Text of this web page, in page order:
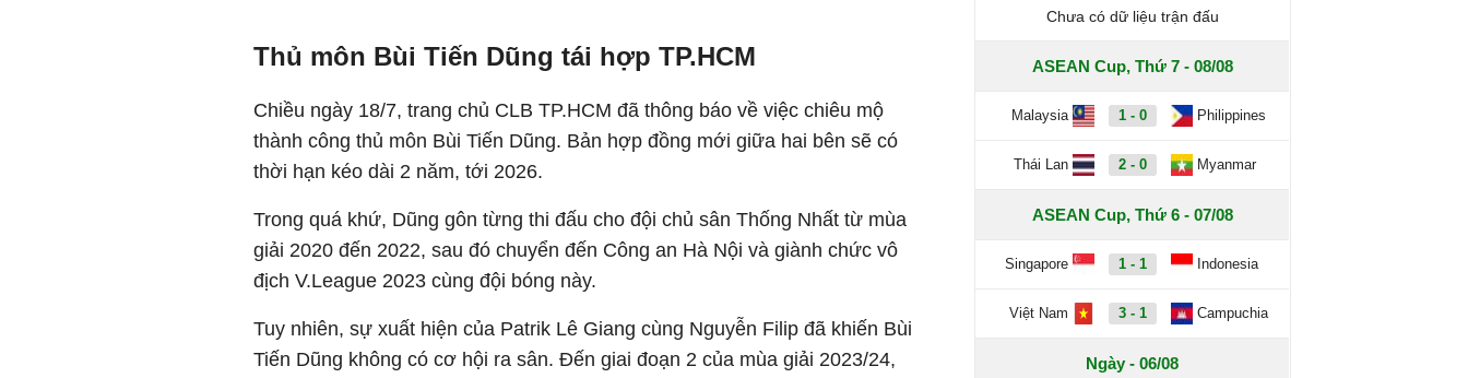
Thủ môn Bùi Tiến Dũng tái hợp TP.HCM
Chiều ngày 18/7, trang chủ CLB TP.HCM đã thông báo về việc chiêu mộ
thành công thủ môn Bùi Tiến Dũng. Bản hợp đồng mới giữa hai bên sẽ có
thời hạn kéo dài 2 năm, tới 2026.
Trong quá khứ, Dũng gôn từng thi đấu cho đội chủ sân Thống Nhất từ mùa
giải 2020 đến 2022, sau đó chuyển đến Công an Hà Nội và giành chức vô
địch V.League 2023 cùng đội bóng này.
Tuy nhiên, sự xuất hiện của Patrik Lê Giang cùng Nguyễn Filip đã khiến Bùi
Tiến Dũng không có cơ hội ra sân. Đến giai đoạn 2 của mùa giải 2023/24,
Chưa có dữ liệu trận đấu
ASEAN Cup, Thứ 7 - 08/08
Malaysia 1 - 0 Philippines
Thái Lan 2 - 0 Myanmar
ASEAN Cup, Thứ 6 - 07/08
Singapore 1 - 1 Indonesia
Việt Nam 3 - 1 Campuchia
Ngày - 06/08